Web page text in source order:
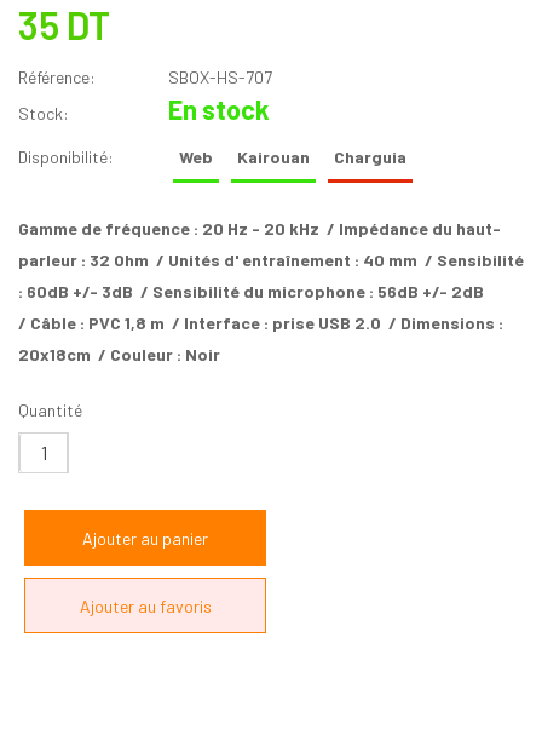
35 DT
Référence:
SBOX-HS-707
Stock:
En stock
Disponibilité: Web Kairouan Charguia
Gamme de fréquence : 20 Hz - 20 kHz / Impédance du haut-
parleur : 32 Ohm / Unités d' entraînement : 40 mm / Sensibilité
: 60dB +/- 3dB / Sensibilité du microphone : 56dB +/- 2dB
/ Câble : PVC 1,8 m / Interface : prise USB 2.0 / Dimensions :
20x18cm / Couleur : Noir
Quantité